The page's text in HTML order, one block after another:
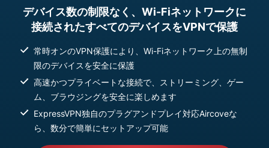
デバイス数の制限なく、Wi-Fiネットワークに
接続されたすべてのデバイスをVPNで保護
常時オンのVPN保護により、Wi-Fiネットワーク上の無制
限のデバイスを安全に保護
高速かつプライベートな接続で、ストリーミング、ゲー
ム、ブラウジングを安全に楽しめます
ExpressVPN独自のプラグアンドプレイ対応Aircoveな
ら、数分で簡単にセットアップ可能